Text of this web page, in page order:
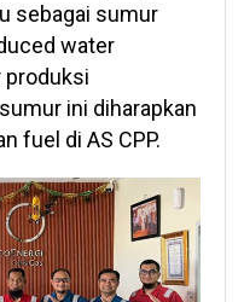
sebagai sumur
water
ini diharapkan
fuel di AS CPP.